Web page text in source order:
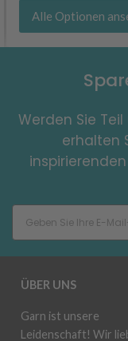
Alle Optionen
Werden Sie
erhalten
ÜBER UNS
Garn ist unsere
Leidenschaft! Wir